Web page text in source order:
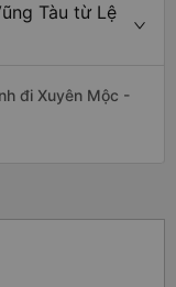
Tàu từ Lệ
đi Xuyên Mộc -